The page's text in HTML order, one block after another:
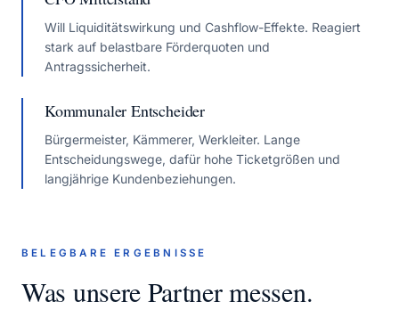
Will Liquiditätswirkung und Cashflow-Effekte. Reagiert
stark auf belastbare Förderquoten und
Antragssicherheit.
Kommunaler Entscheider
Bürgermeister, Kämmerer, Werkleiter. Lange
Entscheidungswege, dafür hohe Ticketgrößen und
langjährige Kundenbeziehungen.
BELEGBARE ERGEBNISSE
Was unsere Partner messen.